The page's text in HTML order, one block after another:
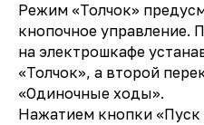
Режим «Толчок»
кнопочное управление.
на электрошкафе
«Толчок», а второй
«Одиночные ходы».
Нажатием кнопки «Пуск